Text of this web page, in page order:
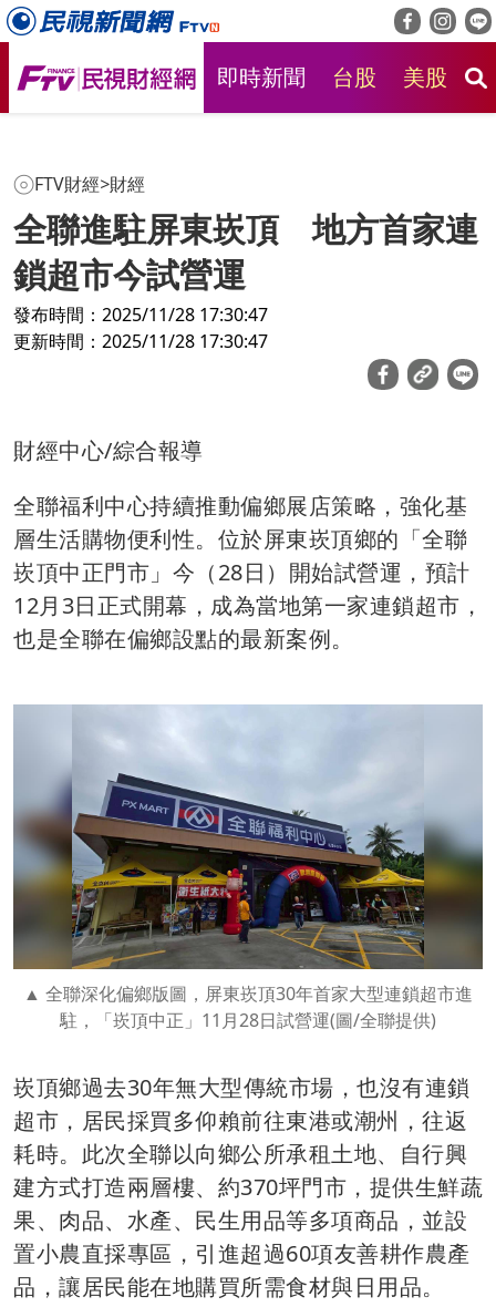
即時新聞 台股 美股
FTV財經>財經
全聯進駐屏東崁頂 地方首家連
鎖超市今試營運
發布時間：2025/11/28 17:30:47
更新時間：2025/11/28 17:30:47
財經中心/綜合報導
全聯福利中心持續推動偏鄉展店策略，強化基
層生活購物便利性。位於屏東崁頂鄉的「全聯
崁頂中正門市」今（28日）開始試營運，預計
12月3日正式開幕，成為當地第一家連鎖超市，
也是全聯在偏鄉設點的最新案例。
全聯深化偏鄉版圖，屏東崁頂30年首家大型連鎖超市進
駐，「崁頂中正」11月28日試營運(圖/全聯提供)
崁頂鄉過去30年無大型傳統市場，也沒有連鎖
超市，居民採買多仰賴前往東港或潮州，往返
耗時。此次全聯以向鄉公所承租土地、自行興
建方式打造兩層樓、約370坪門市，提供生鮮蔬
果、肉品、水產、民生用品等多項商品，並設
置小農直採專區，引進超過60項友善耕作農產
品，讓居民能在地購買所需食材與日用品。